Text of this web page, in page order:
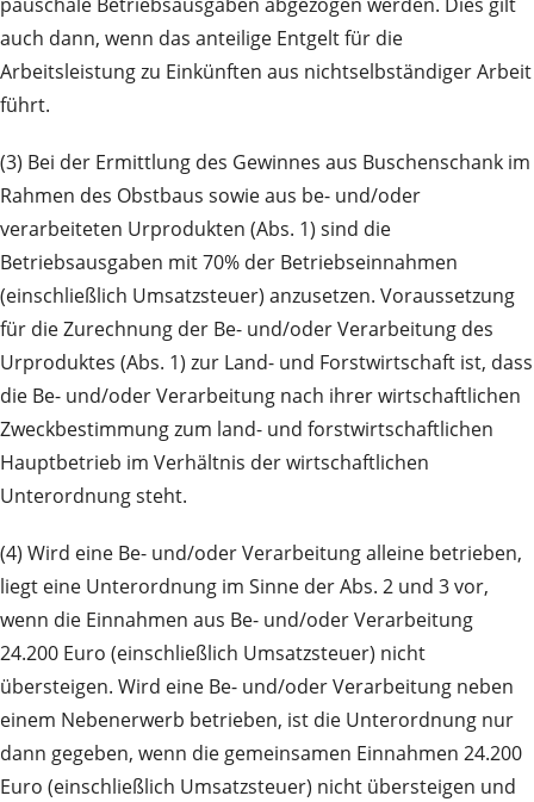
pauschale Betriebsausgaben abgezogen werden. Dies gilt
auch dann, wenn das anteilige Entgelt für die
Arbeitsleistung zu Einkünften aus nichtselbständiger Arbeit
führt.
(3) Bei der Ermittlung des Gewinnes aus Buschenschank im
Rahmen des Obstbaus sowie aus be- und/oder
verarbeiteten Urprodukten (Abs. 1) sind die
Betriebsausgaben mit 70% der Betriebseinnahmen
(einschließlich Umsatzsteuer) anzusetzen. Voraussetzung
für die Zurechnung der Be- und/oder Verarbeitung des
Urproduktes (Abs. 1) zur Land- und Forstwirtschaft ist, dass
die Be- und/oder Verarbeitung nach ihrer wirtschaftlichen
Zweckbestimmung zum land- und forstwirtschaftlichen
Hauptbetrieb im Verhältnis der wirtschaftlichen
Unterordnung steht.
(4) Wird eine Be- und/oder Verarbeitung alleine betrieben,
liegt eine Unterordnung im Sinne der Abs. 2 und 3 vor,
wenn die Einnahmen aus Be- und/oder Verarbeitung
24.200 Euro (einschließlich Umsatzsteuer) nicht
übersteigen. Wird eine Be- und/oder Verarbeitung neben
einem Nebenerwerb betrieben, ist die Unterordnung nur
dann gegeben, wenn die gemeinsamen Einnahmen 24.200
Euro (einschließlich Umsatzsteuer) nicht übersteigen und